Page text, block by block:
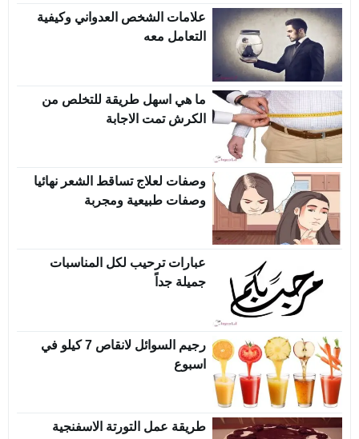
علامات الشخص العدواني وكيفية
التعامل معه
ما هي اسهل طريقة للتخلص من
الكرش تمت الاجابة
وصفات لعلاج تساقط الشعر نهائيا
وصفات طبيعية ومجربة
عبارات ترحيب لكل المناسبات
جميلة جداً
رجيم السوائل لانقاص 7 كيلو في
اسبوع
طريقة عمل التورتة الاسفنجية